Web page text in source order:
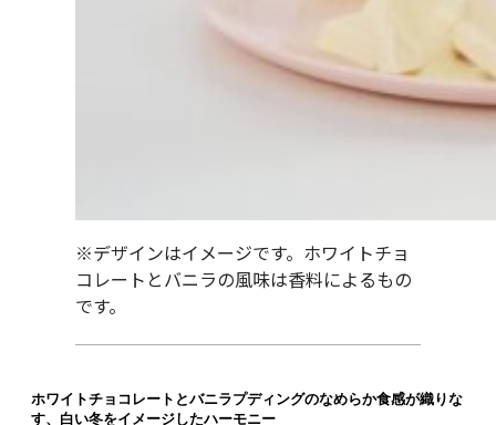
※デザインはイメージです。ホワイトチョ
コレートとバニラの風味は香料によるもの
です。
ホワイトチョコレートとバニラプディングのなめらか食感が織りな
す、白い冬をイメージしたハーモニー